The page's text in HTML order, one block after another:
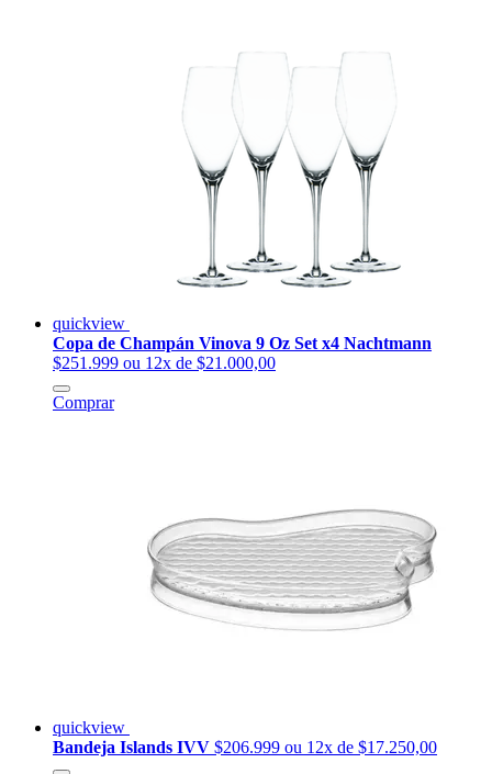
quickview
Copa de Champán Vinova 9 Oz Set x4 Nachtmann
$251.999 ou 12x de $21.000,00
Comprar
quickview
Bandeja Islands IVV $206.999 ou 12x de $17.250,00